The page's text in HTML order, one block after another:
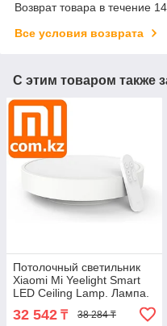
Возврат товара в течение
Все условия возврата
С этим товаром также
Потолочный светильник
Xiaomi Mi Yeelight Smart
LED Ceiling Lamp. Лампа.
32 542 ₸ 38 284 ₸